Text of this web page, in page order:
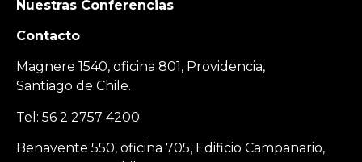
Nuestras Conferencias
Contacto
Magnere 1540, oficina 801, Providencia,
Santiago de Chile.
Tel: 56 2 2757 4200
Benavente 550, oficina 705, Edificio Campanario,